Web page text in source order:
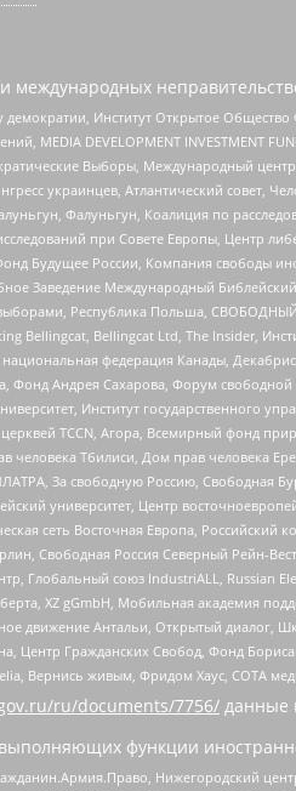
Институт Открытое
MEDIA DEVELOPMENT INVESTMENT
Выборы, Международный
украинцев, Атлантический совет,
Фалуньгун, Коалиция по
при Совете Европы, Центр
Будущее России, Компания свободы
Заведение Международный
Республика Польша,
Bellingcat, Bellingcat Ltd, The Insider,
федерация Канады,
Фонд Андрея Сахарова, Форум
Институт государственного
TCCN, Агора, Всемирный фонд
человека Тбилиси, Дом прав человека
За свободную Россию, Свободная
университет, Центр
сеть Восточная Европа, Российский
Свободная Россия Северный Рейн-
Глобальный союз IndustriALL, Russian
XZ gGmbH, Мобильная академия
движение Антальи, Открытый диалог,
Центр Гражданских Свобод, Фонд
Вернись живым, Фридом Хаус, СОТА
ru/documents/7756/ данные
функции
Нижегородский